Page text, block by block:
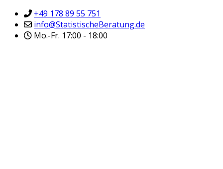
+49 178 89 55 751
info@StatistischeBeratung.de
Mo.-Fr. 17:00 - 18:00